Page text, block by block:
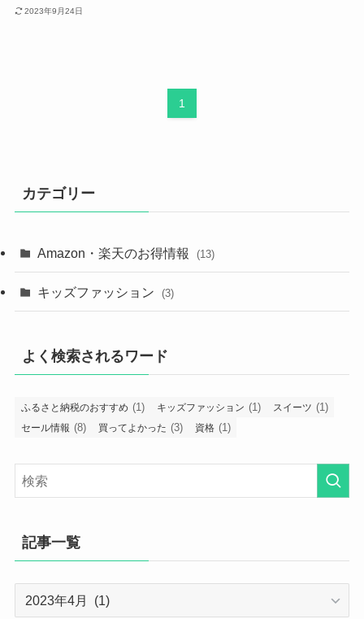
2023年9月24日
1
カテゴリー
Amazon・楽天のお得情報 (13)
キッズファッション (3)
よく検索されるワード
ふるさと納税のおすすめ (1) キッズファッション (1) スイーツ (1)
セール情報 (8) 買ってよかった (3) 資格 (1)
記事一覧